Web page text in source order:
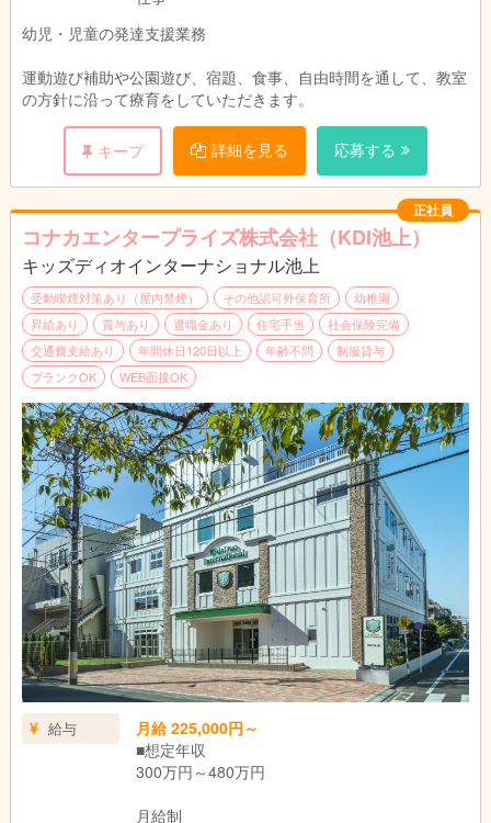
幼児・児童の発達支援業務
運動遊び補助や公園遊び、宿題、食事、自由時間を通して、教室
の方針に沿って療育をしていただきます。
キープ 詳細を見る 応募する
正社員
コナカエンタープライズ株式会社（KDI池上）
キッズディオインターナショナル池上
受動喫煙対策あり（屋内禁煙） その他認可外保育所
幼稚園
昇給あり
賞与あり 退職金あり 住宅手当
社会保険完備
交通費支給あり
年間休日120日以上 年齢不問
制服貸与
ブランクOK
WEB面接OK
給与
月給 225,000円～
■想定年収
300万円～480万円
月給制